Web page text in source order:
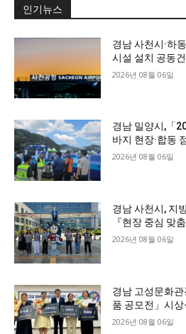
인기뉴스
경남 사천시·하
시설 설치 공동
2026년 08월 06일
경남 밀양시,「
바지 현장·합동
2026년 08월 06일
경남 사천시, 지
『현장 중심 맞
2026년 08월 06일
경남 고성문화
품 공모전」시상
2026년 08월 06일